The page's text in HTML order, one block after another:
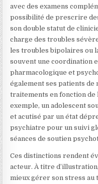
avec des examens
possibilité de prescrire
son double statut de
charge des troubles
les troubles bipolaires ou
souvent une coordination
pharmacologique et
également ses patients
traitements en fonction de
exemple, un adolescent
et acutisé par un état
psychiatre pour un suivi
séances de soutien
Ces distinctions rendent
acteur. À titre
mieux gérer son stress au